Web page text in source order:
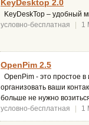
KeyDesktop 2.0
KeyDeskTop – удобный
условно-бесплатная
1
OpenPim 2.5
OpenPim - это простое
организовать ваши
больше не нужно
условно-бесплатная
1